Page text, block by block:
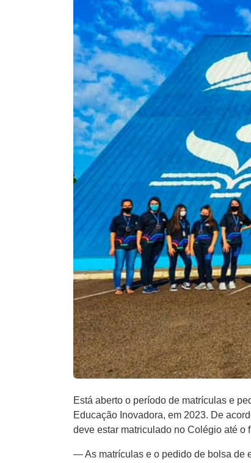
Está aberto o período de matrículas e
Educação Inovadora, em 2023. De
deve estar matriculado no Colégio até o
— As matrículas e o pedido de bolsa de